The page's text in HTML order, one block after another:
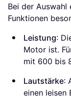
Bei der Auswahl
Funktionen
Leistung:
Motor ist.
mit 600 bis
Lautstärke:
einen leisen